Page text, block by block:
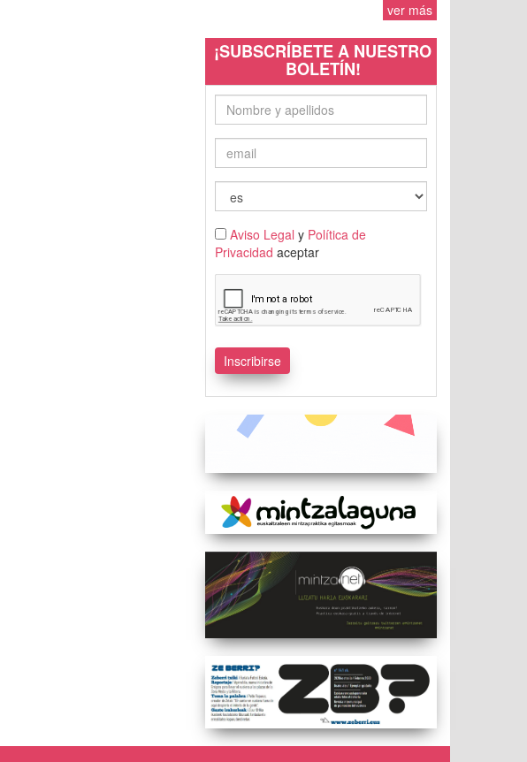
ver más
¡SUBSCRÍBETE A NUESTRO
BOLETÍN!
Aviso Legal y Política de
Privacidad aceptar